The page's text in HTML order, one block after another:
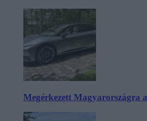
Megérkezett Magyarországra